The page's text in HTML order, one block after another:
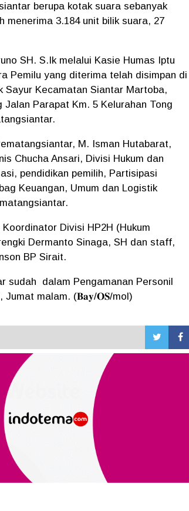
berupa kotak suara sebanyak
menerima 3.184 unit bilik suara, 27
SH. S.Ik melalui Kasie Humas Iptu
Pemilu yang diterima telah disimpan di
Sayur Kecamatan Siantar Martoba,
Parapat Km. 5 Kelurahan Tong
M. Isman Hutabarat,
Chucha Ansari, Divisi Hukum dan
pendidikan pemilih, Partisipasi
Keuangan, Umum dan Logistik
Divisi HP2H (Hukum
Dermanto Sinaga, SH dan staff,
BP Sirait.
sudah dalam Pengamanan Personil
Jumat malam. (𝐁𝐚𝐲/𝐎𝐒/mol)